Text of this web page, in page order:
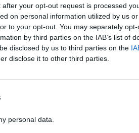
your opt-out request is processed
on personal information utilized by us
to your opt-out. You may separately
by third parties on the IAB’s list of
disclosed by us to third parties on the
disclose it to other third parties.
personal data.
a
az energiaárakat
és kompenzáló
intézkedéseket